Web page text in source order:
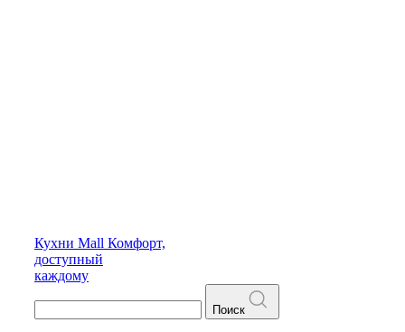
Кухни Mall Комфорт,
доступный
каждому
Поиск